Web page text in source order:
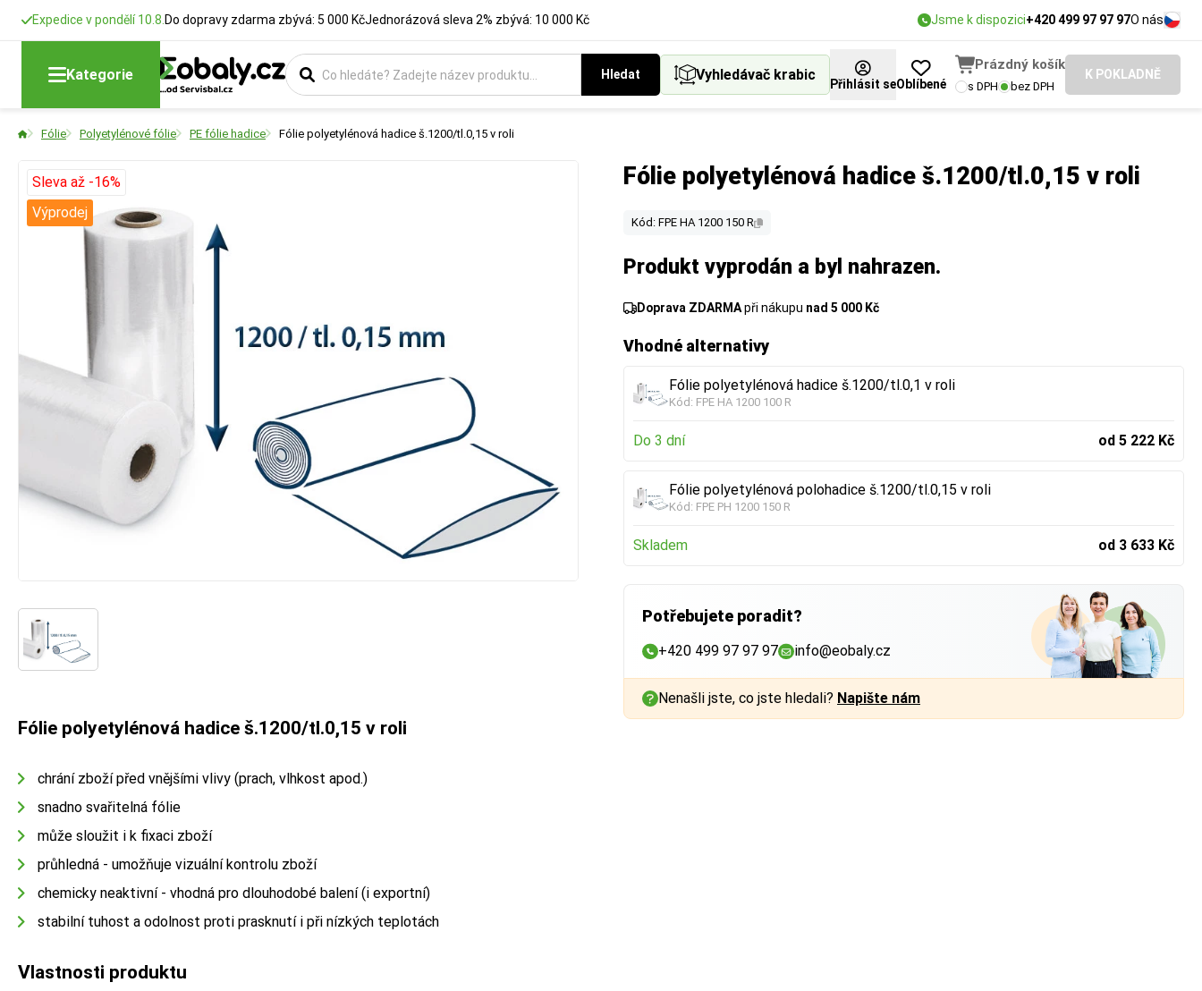
Expedice v pondělí 10.8. Do dopravy zdarma zbývá: 5 000 KčJednorázová sleva 2% zbývá: 10 000 Kč Jsme k dispozici+420 499 97 97 97O nás
Kategorie Hledat Vyhledávač krabic
Přihlásit seOblíbené
Prázdný košík
s DPH bez DPH
K POKLADNĚ
Fólie Polyetylénové fólie PE fólie hadice Fólie polyetylénová hadice š.1200/tl.0,15 v roli
Fólie polyetylénová hadice š.1200/tl.0,15 v roli
Kód: FPE HA 1200 150 R
Produkt vyprodán a byl nahrazen.
Doprava ZDARMApři nákupu nad 5 000 Kč
Vhodné alternativy
Fólie polyetylénová hadice š.1200/tl.0,1 v roli
Kód: FPE HA 1200 100 R
Do 3 dní od 5 222 Kč
Fólie polyetylénová polohadice š.1200/tl.0,15 v roli
Kód: FPE PH 1200 150 R
Skladem od 3 633 Kč
Potřebujete poradit?
+420 499 97 97 97 info@eobaly.cz
Nenašli jste, co jste hledali? Napište nám
Sleva až -16%
Výprodej
Fólie polyetylénová hadice š.1200/tl.0,15 v roli
chrání zboží před vnějšími vlivy (prach, vlhkost apod.)
snadno svařitelná fólie
může sloužit i k fixaci zboží
průhledná - umožňuje vizuální kontrolu zboží
chemicky neaktivní - vhodná pro dlouhodobé balení (i exportní)
stabilní tuhost a odolnost proti prasknutí i při nízkých teplotách
Vlastnosti produktu